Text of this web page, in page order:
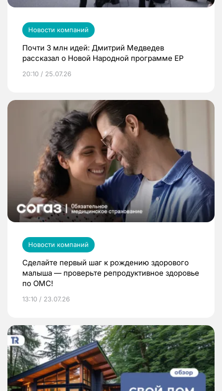
Новости компаний
Почти 3 млн идей: Дмитрий Медведев
рассказал о Новой Народной программе ЕР
20:10 / 25.07.26
Новости компаний
Сделайте первый шаг к рождению здорового
малыша — проверьте репродуктивное здоровье
по ОМС!
13:10 / 23.07.26